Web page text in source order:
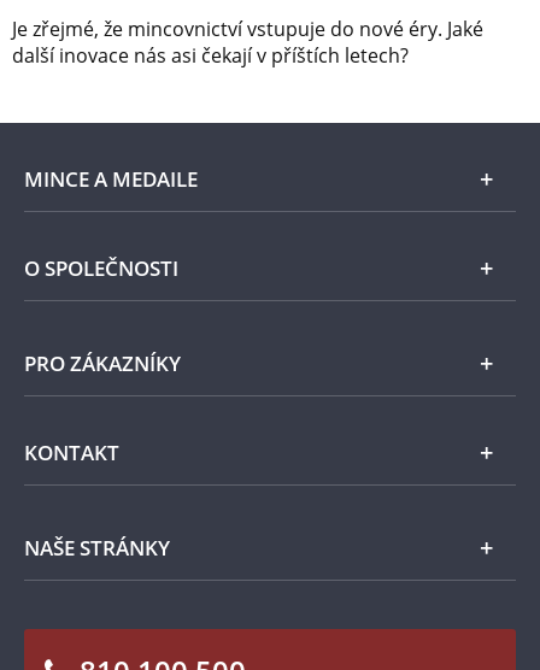
Je zřejmé, že mincovnictví vstupuje do nové éry. Jaké
další inovace nás asi čekají v příštích letech?
MINCE A MEDAILE
E-shop
Stříbro
Medailéři
O SPOLEČNOSTI
Národní Pokladnice
PRO ZÁKAZNÍKY
Všeobecné obchodní podmínky
Ochrana osobních údajů
KONTAKT
Napište nám
NAŠE STRÁNKY
Blog Pokladnice mincí